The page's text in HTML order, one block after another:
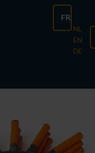
FR
NL
EN
DE